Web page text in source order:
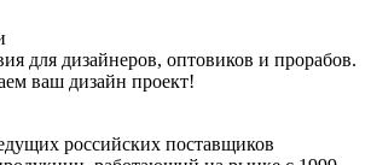
для дизайнеров, оптовиков и прорабов.
ваш дизайн проект!
российских поставщиков